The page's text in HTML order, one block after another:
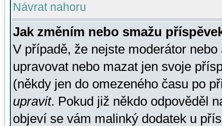
Návrat nahoru
Jak změním nebo smažu
V případě, že nejste moderátor
upravovat nebo mazat jen svoje
(někdy jen do omezeného času po
upravit. Pokud již někdo odpověděl
objeví se vám malinký dodatek u